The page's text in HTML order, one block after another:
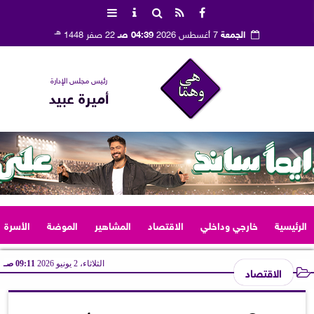
الجمعة 04:39 صـ 22 صفر 1448 هـ
رئيس مجلس الإدارة
أميرة عبيد
الرئيسية خارجي وداخلي الاقتصاد المشاهير الموضة الأسرة
الاقتصاد الثلاثاء، 2 يونيو 2026 09:11 صـ